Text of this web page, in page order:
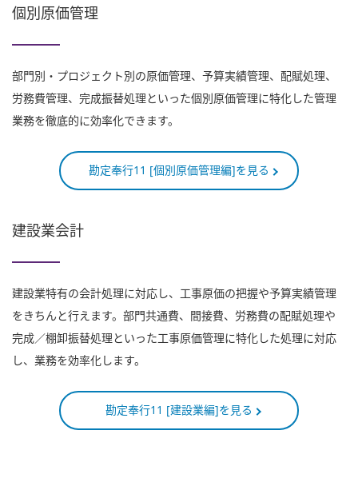
個別原価管理
部門別・プロジェクト別の原価管理、予算実績管理、配賦処理、
労務費管理、完成振替処理といった個別原価管理に特化した管理
業務を徹底的に効率化できます。
勘定奉行11 [個別原価管理編]を見る
建設業会計
建設業特有の会計処理に対応し、工事原価の把握や予算実績管理
をきちんと行えます。部門共通費、間接費、労務費の配賦処理や
完成／棚卸振替処理といった工事原価管理に特化した処理に対応
し、業務を効率化します。
勘定奉行11 [建設業編]を見る